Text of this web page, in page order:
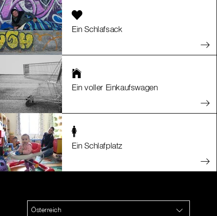
Ein Schlafsack
Ein voller Einkaufswagen
Ein Schlafplatz
Österreich